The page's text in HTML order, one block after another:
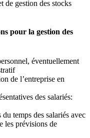
de gestion des stocks
pour la gestion des
éventuellement
de l’entreprise en
des salariés:
temps des salariés avec
les prévisions de